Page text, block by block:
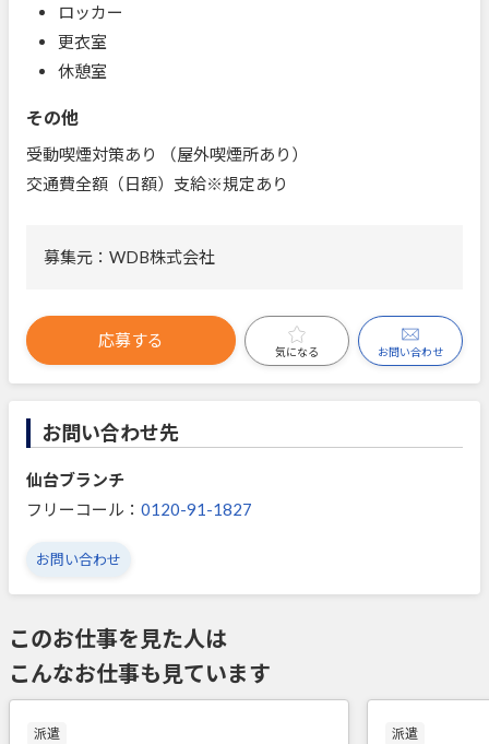
ロッカー
更衣室
休憩室
その他
受動喫煙対策あり （屋外喫煙所あり）
交通費全額（日額）支給※規定あり
募集元：WDB株式会社
応募する
気になる お問い合わせ
お問い合わせ先
仙台ブランチ
フリーコール： 0120-91-1827
お問い合わせ
このお仕事を見た人は
こんなお仕事も見ています
派遣 派遣